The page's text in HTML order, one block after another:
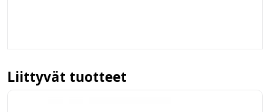
Liittyvät tuotteet